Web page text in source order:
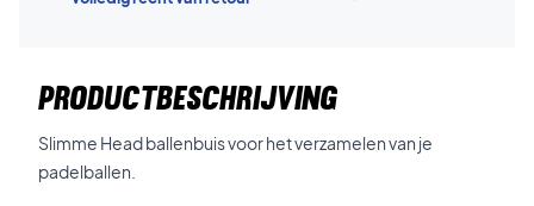
PRODUCTBESCHRIJVING
Slimme Head ballenbuis voor het verzamelen van je
padelballen.